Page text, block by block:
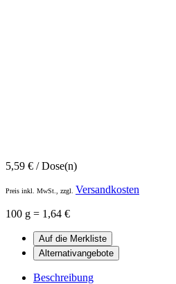
5,59 € / Dose(n)
Preis inkl. MwSt., zzgl. Versandkosten
100 g = 1,64 €
Beschreibung